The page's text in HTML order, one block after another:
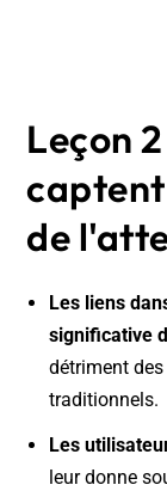
Leçon
de
Les liens
significative
détriment
traditionnels.
Les
leur donne